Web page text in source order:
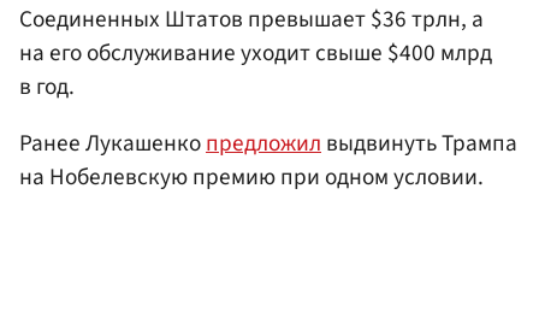
Соединенных Штатов превышает $36 трлн, а
на его обслуживание уходит свыше $400 млрд
в год.
Ранее Лукашенкопредложилвыдвинуть Трампа
на Нобелевскую премию при одном условии.